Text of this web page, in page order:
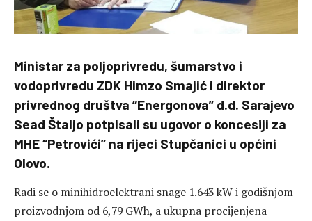
Ministar za poljoprivredu, šumarstvo i
vodoprivredu ZDK Himzo Smajić i direktor
privrednog društva “Energonova” d.d. Sarajevo
Sead Štaljo potpisali su ugovor o koncesiji za
MHE “Petrovići” na rijeci Stupčanici u općini
Olovo.
Radi se o minihidroelektrani snage 1.643 kW i godišnjom
proizvodnjom od 6,79 GWh, a ukupna procijenjena